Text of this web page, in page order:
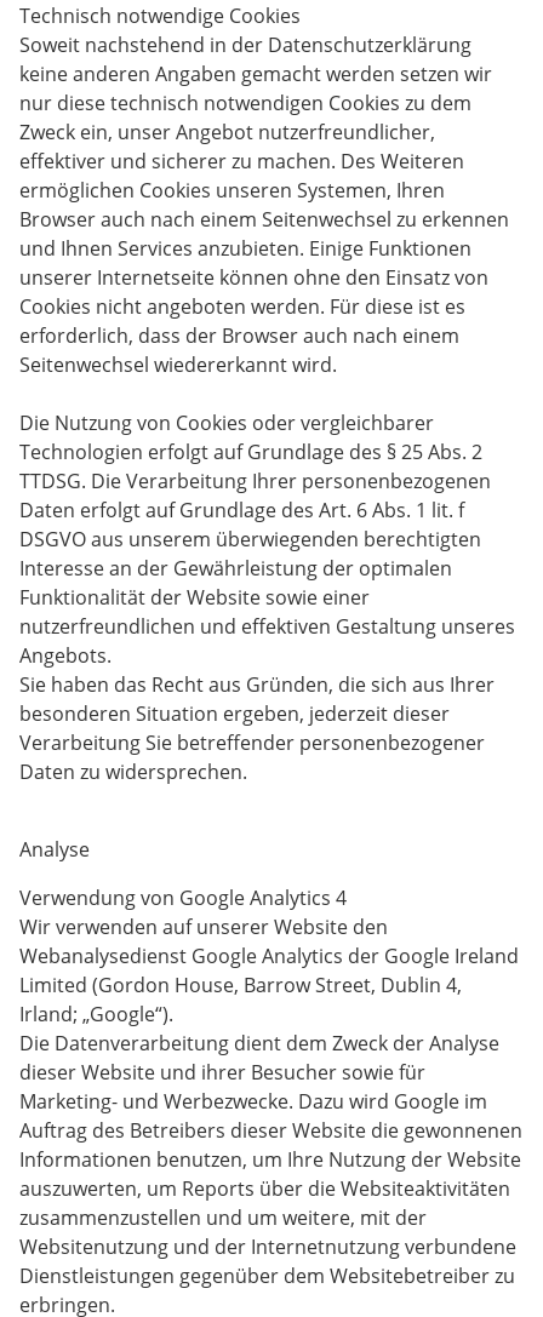
Technisch notwendige Cookies
Soweit nachstehend in der Datenschutzerklärung
keine anderen Angaben gemacht werden setzen wir
nur diese technisch notwendigen Cookies zu dem
Zweck ein, unser Angebot nutzerfreundlicher,
effektiver und sicherer zu machen. Des Weiteren
ermöglichen Cookies unseren Systemen, Ihren
Browser auch nach einem Seitenwechsel zu erkennen
und Ihnen Services anzubieten. Einige Funktionen
unserer Internetseite können ohne den Einsatz von
Cookies nicht angeboten werden. Für diese ist es
erforderlich, dass der Browser auch nach einem
Seitenwechsel wiedererkannt wird.
Die Nutzung von Cookies oder vergleichbarer
Technologien erfolgt auf Grundlage des § 25 Abs. 2
TTDSG. Die Verarbeitung Ihrer personenbezogenen
Daten erfolgt auf Grundlage des Art. 6 Abs. 1 lit. f
DSGVO aus unserem überwiegenden berechtigten
Interesse an der Gewährleistung der optimalen
Funktionalität der Website sowie einer
nutzerfreundlichen und effektiven Gestaltung unseres
Angebots.
Sie haben das Recht aus Gründen, die sich aus Ihrer
besonderen Situation ergeben, jederzeit dieser
Verarbeitung Sie betreffender personenbezogener
Daten zu widersprechen.
Analyse
Verwendung von Google Analytics 4
Wir verwenden auf unserer Website den
Webanalysedienst Google Analytics der Google Ireland
Limited (Gordon House, Barrow Street, Dublin 4,
Irland; „Google“).
Die Datenverarbeitung dient dem Zweck der Analyse
dieser Website und ihrer Besucher sowie für
Marketing- und Werbezwecke. Dazu wird Google im
Auftrag des Betreibers dieser Website die gewonnenen
Informationen benutzen, um Ihre Nutzung der Website
auszuwerten, um Reports über die Websiteaktivitäten
zusammenzustellen und um weitere, mit der
Websitenutzung und der Internetnutzung verbundene
Dienstleistungen gegenüber dem Websitebetreiber zu
erbringen.